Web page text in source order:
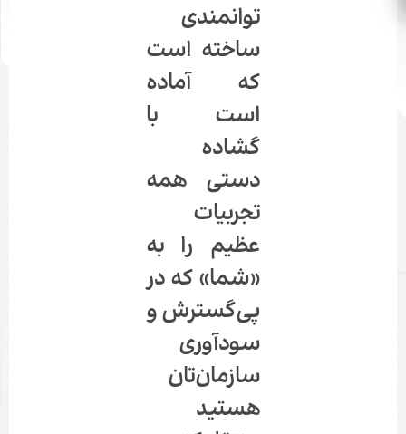
توانمندی
ساخته است
که آماده
است با
گشاده
دستی همه
تجربیات
عظیم را به
«شما» که در
پی‌گسترش و
سودآوری
سازمان‌تان
هستید